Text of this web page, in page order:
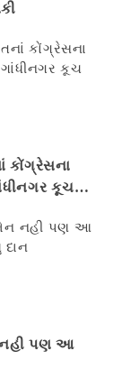
કોંગ્રેસના
કૂચ
નહી પણ આ